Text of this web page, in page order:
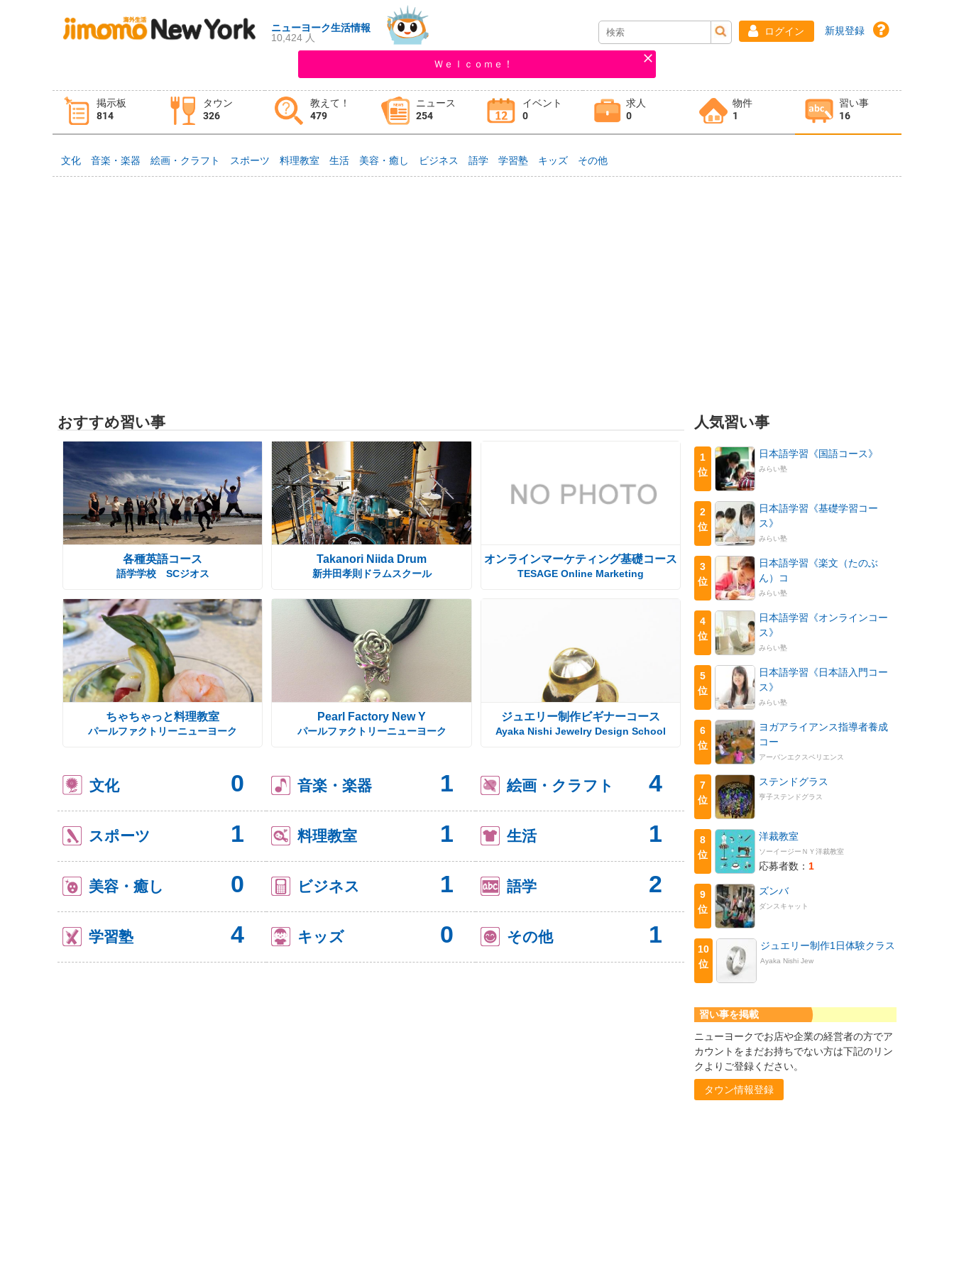
ニューヨーク生活情報
10,424 人
ログイン 新規登録
Ｗｅｌｃｏｍｅ！
掲示板
814
タウン
326
教えて！
479
ニュース
254
イベント
0
求人
0
物件
1
習い事
16
タウン情報
文化 音楽・楽器 絵画・クラフト スポーツ 料理教室 生活 美容・癒し ビジネス 語学 学習塾 キッズ その他
おすすめ習い事
各種英語コース
語学学校 SCジオス
Takanori Niida Drum
新井田孝則ドラムスクール
オンラインマーケティング基礎コース
TESAGE Online Marketing
ちゃちゃっと料理教室
パールファクトリーニューヨーク
Pearl Factory New Y
パールファクトリーニューヨーク
ジュエリー制作ビギナーコース
Ayaka Nishi Jewelry Design School
文化 0 音楽・楽器 1 絵画・クラフト 4
スポーツ 1 料理教室 1 生活 1
美容・癒し 0 ビジネス 1 語学 2
学習塾 4 キッズ 0 その他 1
人気習い事
1
位
日本語学習《国語コース》
みらい塾
2
位
日本語学習《基礎学習コー
ス》
みらい塾
3
位
日本語学習《楽文（たのぶ
ん）コ
みらい塾
4
位
日本語学習《オンラインコー
ス》
みらい塾
5
位
日本語学習《日本語入門コー
ス》
みらい塾
6
位
ヨガアライアンス指導者養成
コー
アーバンエクスペリエンス
7
位
ステンドグラス
亨子ステンドグラス
8
位
洋裁教室
ソーイージーＮＹ洋裁教室
応募者数： 1
9
位
ズンバ
ダンスキャット
10
位
ジュエリー制作1日体験クラス
Ayaka Nishi Jew
習い事を掲載
ニューヨークでお店や企業の経営者の方でア
カウントをまだお持ちでない方は下記のリン
クよりご登録ください。
タウン情報登録